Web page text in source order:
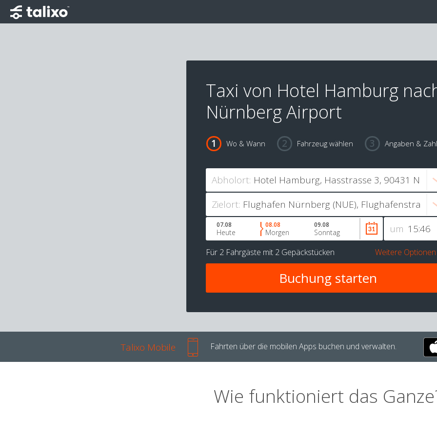
Taxi von Hotel Hamburg
Nürnberg Airport
Wo & Wann Fahrzeug wählen Angaben &
Abholort:
Zielort:
um
07.08
Heute
08.08
Morgen
09.08
Sonntag
Für 2 Fahrgäste mit 2 Gepäckstücken Weitere Optionen
Talixo Mobile Fahrten über die mobilen Apps buchen und verwalten.
Wie funktioniert das